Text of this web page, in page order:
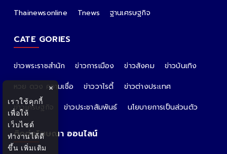
Thainewsonline
Tnews ฐานเศรษฐกิจ
CATE GORIES
ข่าวพระราชสำนัก ข่าวการเมือง ข่าวสังคม
ข่าวบันเทิง
หวย ดวง ความเชื่อ
ข่าววาไรตี้
ข่าวต่างประเทศ
ข่าวเศรษฐกิจ
ข่าวประชาสัมพันธ์ นโยบายการเป็นส่วนตัว
ติดต่อโฆษณา ออนไลน์
×
เราใช้คุกกี้
เพื่อให้
เว็บไซต์
ทำงานได้ดี
ขึ้น เพิ่มเติม